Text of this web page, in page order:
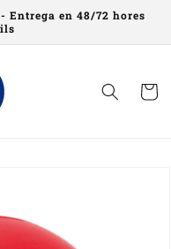
Entrega en 48/72 hores
Cistell